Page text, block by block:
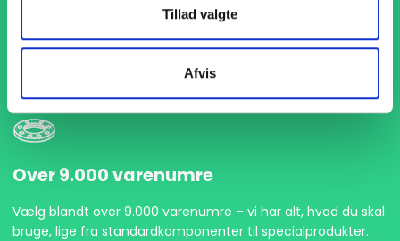
Tillad valgte
Afvis
Med hurtig levering på kun 1-4 dage sikrer vi, at dine
præcist og til tiden, så du kan holde dit produktionsflow
Over 9.000 varenumre
Vælg blandt over 9.000 varenumre – vi har alt, hvad du skal
bruge, lige fra standardkomponenter til specialprodukter.